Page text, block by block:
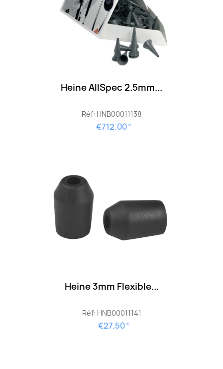
Heine AllSpec 2.5mm...
Réf: HNB00011138
€712.00 HT
Heine 3mm Flexible...
Réf: HNB00011141
€27.50 HT